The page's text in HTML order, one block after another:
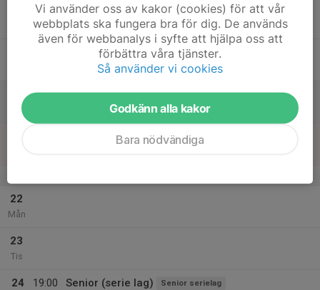
Lör
Senior (serie lag) Senior serielag
22
Mån
23
Tis
24
19:00
Senior (serie lag) Senior serielag
Vi använder oss av kakor (cookies) för att vår
webbplats ska fungera bra för dig. De används
även för webbanalys i syfte att hjälpa oss att
förbättra våra tjänster.
Så använder vi cookies
Godkänn alla kakor
Bara nödvändiga